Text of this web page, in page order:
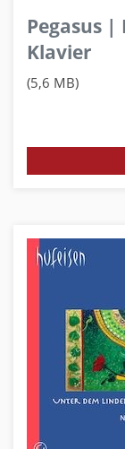
Pegasus
Klavier
(5,6 MB)